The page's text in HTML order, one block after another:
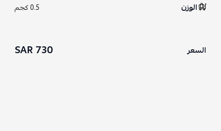
الوزن 0.5 كجم
السعر 730 SAR